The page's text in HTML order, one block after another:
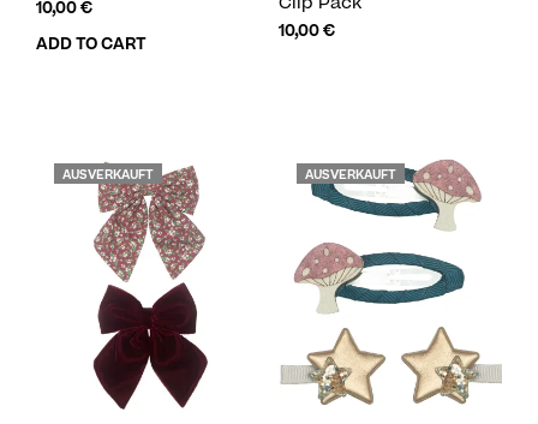
10,00€
ADD TO CART
10,00€
AUSVERKAUFT AUSVERKAUFT